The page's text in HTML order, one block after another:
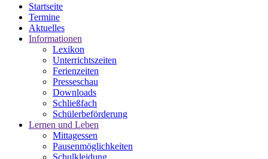
Startseite
Termine
Aktuelles
Informationen
Lexikon
Unterrichtszeiten
Ferienzeiten
Presseschau
Downloads
Schließfach
Schülerbeförderung
Lernen und Leben
Mittagessen
Pausenmöglichkeiten
Schulkleidung